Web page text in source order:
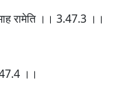
रामेति ।। 3.47.3 ।।
।।